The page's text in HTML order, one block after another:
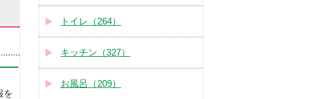
を
トイレ（264）
キッチン（327）
お風呂（209）